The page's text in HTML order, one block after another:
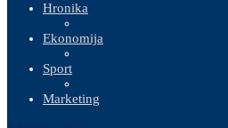
Hronika
Ekonomija
Sport
Marketing